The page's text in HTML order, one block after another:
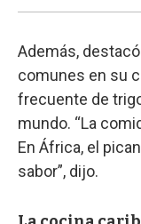
Además,
comunes en su
frecuente de
mundo. “La
En África, el
sabor”, dijo.